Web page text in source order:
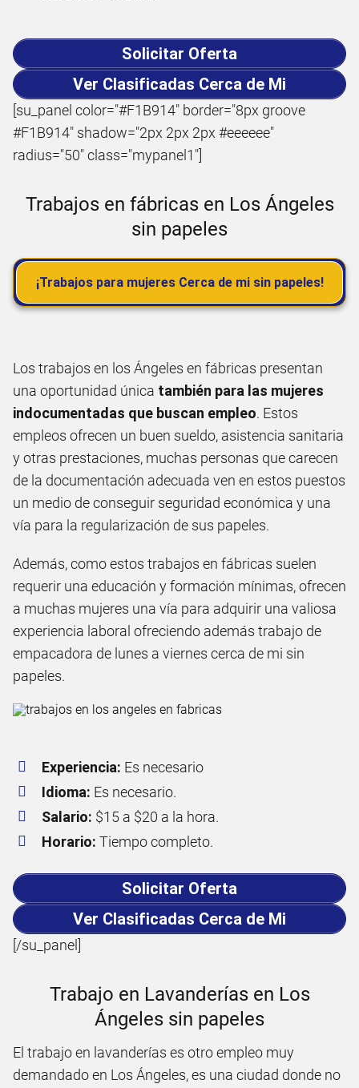
Solicitar Oferta
Ver Clasificadas Cerca de Mi
[su_panel color="#F1B914" border="8px groove
#F1B914" shadow="2px 2px 2px #eeeeee"
radius="50" class="mypanel1"]
Trabajos en fábricas en Los Ángeles
sin papeles
¡Trabajos para mujeres Cerca de mi sin papeles!
Los trabajos en los Ángeles en fábricas presentan
una oportunidad única también para las mujeres
indocumentadas que buscan empleo. Estos
empleos ofrecen un buen sueldo, asistencia sanitaria
y otras prestaciones, muchas personas que carecen
de la documentación adecuada ven en estos puestos
un medio de conseguir seguridad económica y una
vía para la regularización de sus papeles.
Además, como estos trabajos en fábricas suelen
requerir una educación y formación mínimas, ofrecen
a muchas mujeres una vía para adquirir una valiosa
experiencia laboral ofreciendo además trabajo de
empacadora de lunes a viernes cerca de mi sin
papeles.
Experiencia: Es necesario
Idioma: Es necesario.
Salario: $15 a $20 a la hora.
Horario: Tiempo completo.
Solicitar Oferta
Ver Clasificadas Cerca de Mi
[/su_panel]
Trabajo en Lavanderías en Los
Ángeles sin papeles
El trabajo en lavanderías es otro empleo muy
demandado en Los Ángeles, es una ciudad donde no